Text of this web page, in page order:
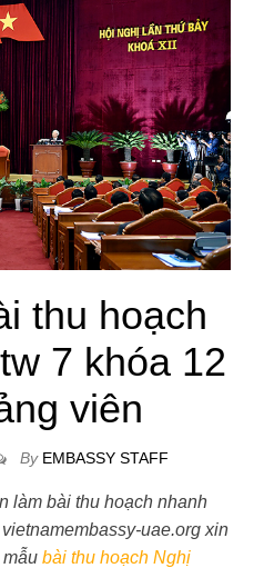
thu hoạch
7 khóa 12
viên
By EMBASSY STAFF
làm bài thu hoạch nhanh
uae.org xin
bài thu hoạch Nghị